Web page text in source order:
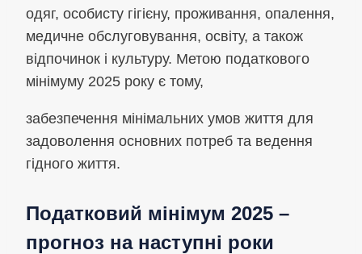
одяг, особисту гігієну, проживання, опалення,
медичне обслуговування, освіту, а також
відпочинок і культуру. Метою податкового
мінімуму 2025 року є тому,
забезпечення мінімальних умов життя для
задоволення основних потреб та ведення
гідного життя.
Податковий мінімум 2025 –
прогноз на наступні роки